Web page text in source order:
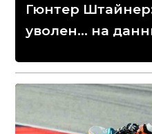
Гюнтер
уволен... на